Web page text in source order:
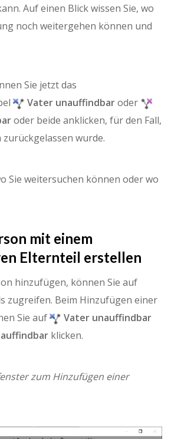
Auf einen Blick wissen Sie, wo
noch weitergehen können und
Sie jetzt das
Vater unauffindbaroder
oder beide anklicken, für den Fall,
zurückgelassen wurde.
Sie weitersuchen können oder wo
mit einem
Elternteil erstellen
hinzufügen, können Sie auf
zugreifen. Beim Hinzufügen einer
Sie auf
Vater unauffindbar
klicken.
zum Hinzufügen einer